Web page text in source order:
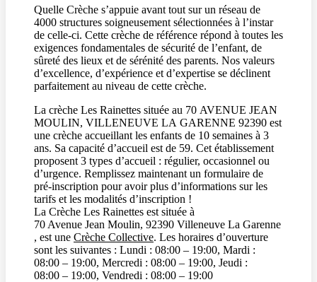
Quelle Crèche s’appuie avant tout sur un réseau de
4000 structures soigneusement sélectionnées à l’instar
de celle-ci. Cette crèche de référence répond à toutes les
exigences fondamentales de sécurité de l’enfant, de
sûreté des lieux et de sérénité des parents. Nos valeurs
d’excellence, d’expérience et d’expertise se déclinent
parfaitement au niveau de cette crèche.
La crèche Les Rainettes située au 70 AVENUE JEAN
MOULIN, VILLENEUVE LA GARENNE 92390 est
une crèche accueillant les enfants de 10 semaines à 3
ans. Sa capacité d’accueil est de 59. Cet établissement
proposent 3 types d’accueil : régulier, occasionnel ou
d’urgence. Remplissez maintenant un formulaire de
pré-inscription pour avoir plus d’informations sur les
tarifs et les modalités d’inscription !
La Crèche Les Rainettes est située à
70 Avenue Jean Moulin, 92390 Villeneuve La Garenne
, est une Crèche Collective. Les horaires d’ouverture
sont les suivantes : Lundi : 08:00 – 19:00, Mardi :
08:00 – 19:00, Mercredi : 08:00 – 19:00, Jeudi :
08:00 – 19:00, Vendredi : 08:00 – 19:00